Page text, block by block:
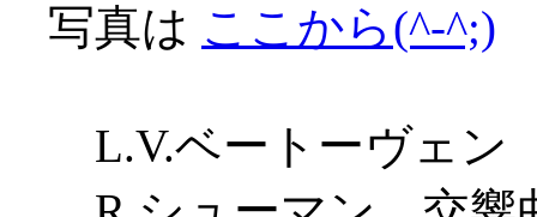
写真は ここから(^-^;)
L.V.ベートーヴェン